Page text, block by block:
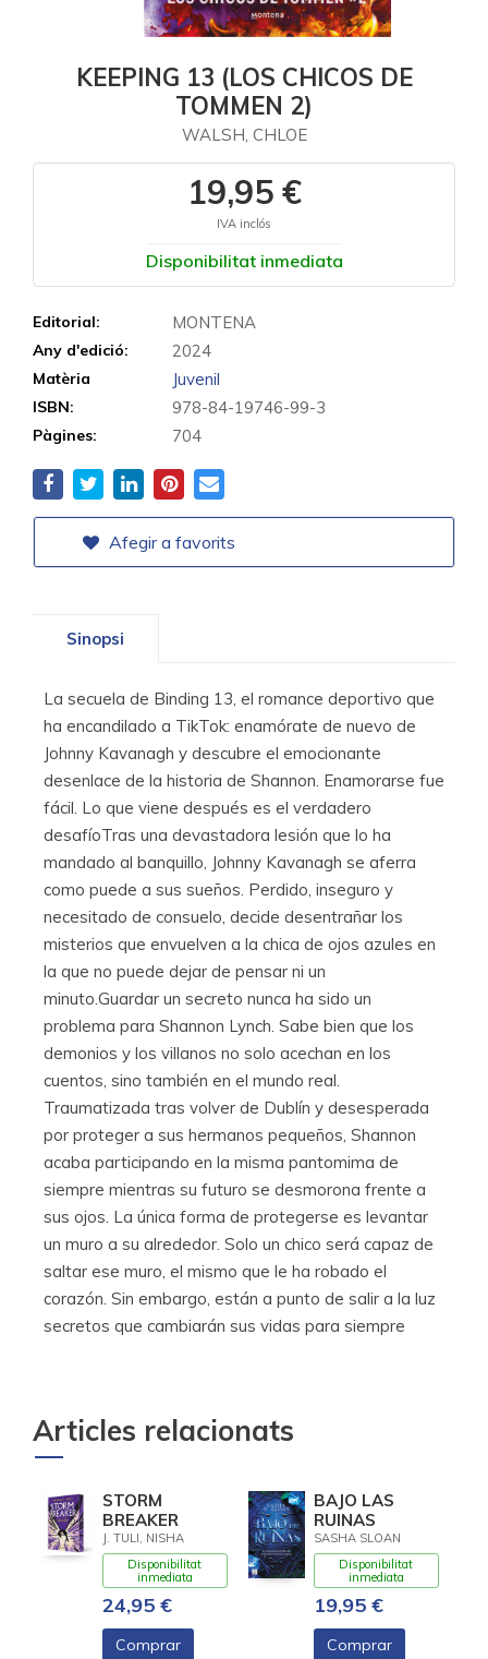
KEEPING 13 (LOS CHICOS DE
TOMMEN 2)
WALSH, CHLOE
19,95 €
IVA inclós
Disponibilitat inmediata
Editorial: MONTENA
Any d'edició: 2024
Matèria Juvenil
ISBN: 978-84-19746-99-3
Pàgines: 704
Afegir a favorits
Sinopsi
La secuela de Binding 13, el romance deportivo que
ha encandilado a TikTok: enamórate de nuevo de
Johnny Kavanagh y descubre el emocionante
desenlace de la historia de Shannon. Enamorarse fue
fácil. Lo que viene después es el verdadero
desafíoTras una devastadora lesión que lo ha
mandado al banquillo, Johnny Kavanagh se aferra
como puede a sus sueños. Perdido, inseguro y
necesitado de consuelo, decide desentrañar los
misterios que envuelven a la chica de ojos azules en
la que no puede dejar de pensar ni un
minuto.Guardar un secreto nunca ha sido un
problema para Shannon Lynch. Sabe bien que los
demonios y los villanos no solo acechan en los
cuentos, sino también en el mundo real.
Traumatizada tras volver de Dublín y desesperada
por proteger a sus hermanos pequeños, Shannon
acaba participando en la misma pantomima de
siempre mientras su futuro se desmorona frente a
sus ojos. La única forma de protegerse es levantar
un muro a su alrededor. Solo un chico será capaz de
saltar ese muro, el mismo que le ha robado el
corazón. Sin embargo, están a punto de salir a la luz
secretos que cambiarán sus vidas para siempre
Articles relacionats
STORM
BREAKER
J. TULI, NISHA
Disponibilitat
inmediata
24,95 €
Comprar
BAJO LAS
RUINAS
SASHA SLOAN
Disponibilitat
inmediata
19,95 €
Comprar